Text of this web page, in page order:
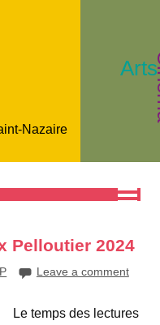
Nazaire
Pelloutier 2024
Leave a comment
Le temps des lectures